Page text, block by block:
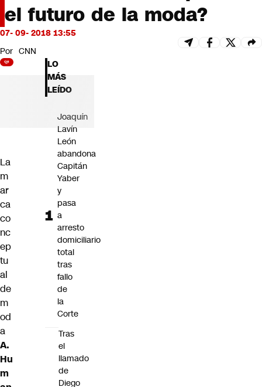
Bits
CNN tiempo
Futuro 360
Opinión
el futuro de la moda?
07- 09- 2018 13:55
Por CNN
La
m
ar
ca
co
nc
ep
tu
al
de
m
od
a
A.
Hu
m
LO
MÁS
LEÍDO
Joaquín
Lavín
León
abandona
Capitán
Yaber
y
pasa
a
arresto
domiciliario
total
tras
fallo
de
la
Corte
Tras
el
llamado
de
Diego